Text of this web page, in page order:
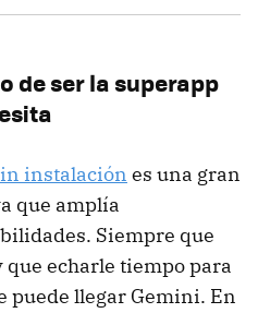
de ser la superapp
instalación es una gran
que amplía
Siempre que
echarle tiempo para
puede llegar Gemini. En